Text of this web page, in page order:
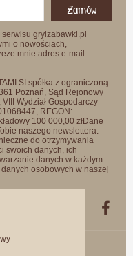
Zamów
gryizabawki.pl
o nowościach,
mnie adres e-mail
SI spółka z ograniczoną
Poznań, Sąd Rejonowy
Wydział Gospodarczy
REGON:
100 000,00 złDane
naszego newslettera.
do otrzymywania
swoich danych, ich
danych w każdym
osobowych w naszej